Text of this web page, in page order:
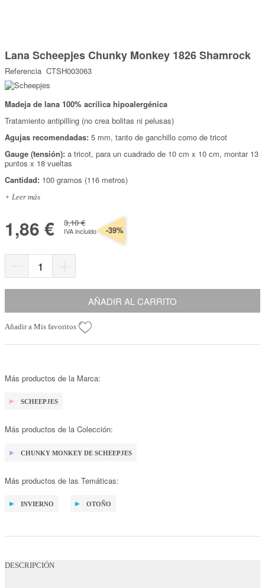
Top Ventas
Temática
Somos Kimidori
comienzo
de
la
galería
de
imágenes
Lana Scheepjes Chunky Monkey 1826 Shamrock
Referencia CTSH003063
Madeja de lana 100% acrílica hipoalergénica
Tratamiento antipilling (no crea bolitas ni pelusas)
Agujas recomendadas: 5 mm, tanto de ganchillo como de tricot
Gauge (tensión): a tricot, para un cuadrado de 10 cm x 10 cm, montar 13
puntos x 18 vueltas
Cantidad: 100 gramos (116 metros)
+ Leer más
1,86 € 3,10 €
IVA incluido -39%
AÑADIR AL CARRITO
Añadir a Mis favoritos
Más productos de la Marca:
SCHEEPJES
Más productos de la Colección:
CHUNKY MONKEY DE SCHEEPJES
Más productos de las Temáticas:
INVIERNO OTOÑO
DESCRIPCIÓN